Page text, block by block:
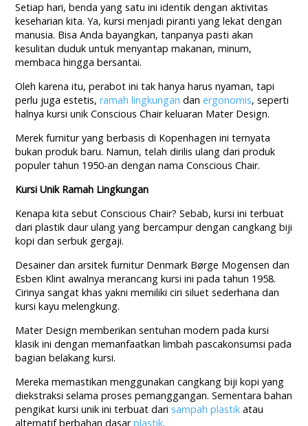
Setiap hari, benda yang satu ini identik dengan aktivitas
keseharian kita. Ya, kursi menjadi piranti yang lekat dengan
manusia. Bisa Anda bayangkan, tanpanya pasti akan
kesulitan duduk untuk menyantap makanan, minum,
membaca hingga bersantai.
Oleh karena itu, perabot ini tak hanya harus nyaman, tapi
perlu juga estetis,ramah lingkungan danergonomis, seperti
halnya kursi unik Conscious Chair keluaran Mater Design.
Merek furnitur yang berbasis di Kopenhagen ini ternyata
bukan produk baru. Namun, telah dirilis ulang dari produk
populer tahun 1950-an dengan nama Conscious Chair.
Kursi Unik Ramah Lingkungan
Kenapa kita sebut Conscious Chair? Sebab, kursi ini terbuat
dari plastik daur ulang yang bercampur dengan cangkang biji
kopi dan serbuk gergaji.
Desainer dan arsitek furnitur Denmark Børge Mogensen dan
Esben Klint awalnya merancang kursi ini pada tahun 1958.
Cirinya sangat khas yakni memiliki ciri siluet sederhana dan
kursi kayu melengkung.
Mater Design memberikan sentuhan modern pada kursi
klasik ini dengan memanfaatkan limbah pascakonsumsi pada
bagian belakang kursi.
Mereka memastikan menggunakan cangkang biji kopi yang
diekstraksi selama proses pemanggangan. Sementara bahan
pengikat kursi unik ini terbuat dari sampah plastik atau
alternatif berbahan dasarplastik.